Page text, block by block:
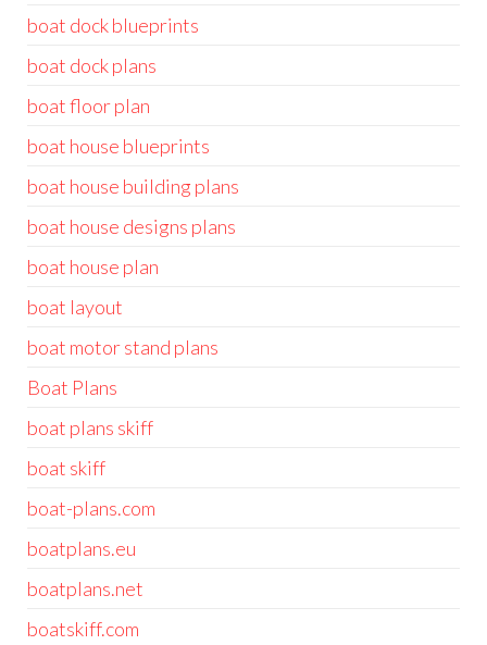
boat dock blueprints
boat dock plans
boat floor plan
boat house blueprints
boat house building plans
boat house designs plans
boat house plan
boat layout
boat motor stand plans
Boat Plans
boat plans skiff
boat skiff
boat-plans.com
boatplans.eu
boatplans.net
boatskiff.com